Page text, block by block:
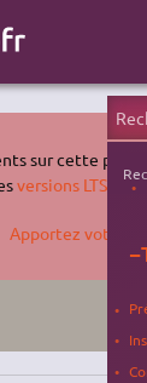
sur cette page,
versions LTS
Apportez votre
−